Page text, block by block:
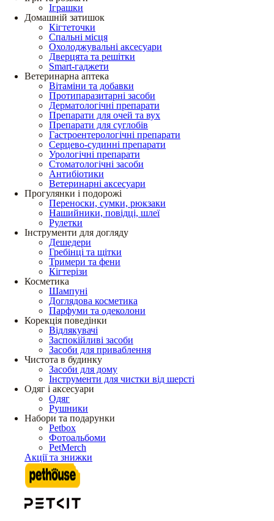
Іграшки
Домашній затишок
Кігтеточки
Спальні місця
Охолоджувальні аксесуари
Дверцята та решітки
Smart-гаджети
Ветеринарна аптека
Вітаміни та добавки
Протипаразитарні засоби
Дерматологічні препарати
Препарати для очей та вух
Препарати для суглобів
Гастроентерологічні препарати
Серцево-судинні препарати
Урологічні препарати
Стоматологічні засоби
Антибіотики
Ветеринарні аксесуари
Прогулянки і подорожі
Переноски, сумки, рюкзаки
Нашийники, повідці, шлеї
Рулетки
Інструменти для догляду
Дешедери
Гребінці та щітки
Тримери та фени
Кігтерізи
Косметика
Шампуні
Доглядова косметика
Парфуми та одеколони
Корекція поведінки
Відлякувачі
Заспокійливі засоби
Засоби для приваблення
Чистота в будинку
Засоби для дому
Інструменти для чистки від шерсті
Одяг і аксесуари
Одяг
Рушники
Набори та подарунки
Petbox
Фотоальбоми
PetMerch
Акції та знижки